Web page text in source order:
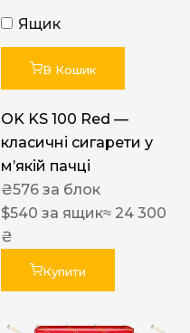
Ящик
В Кошик
OK KS 100 Red —
класичні сигарети у
м’якій пачці
₴576 за блок
$540 за ящик≈ 24 300
₴
Купити